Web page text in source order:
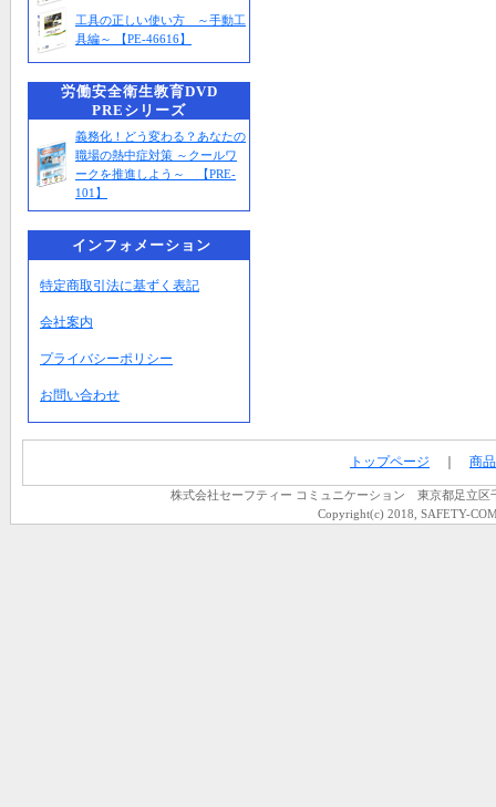
工具の正しい使い方 ～手動工
具編～ 【PE-46616】
労働安全衛生教育DVD
PREシリーズ
義務化！どう変わる？あなたの
職場の熱中症対策 ～クールワ
ークを推進しよう～ 【PRE-
101】
インフォメーション
特定商取引法に基ずく表記
会社案内
プライバシーポリシー
お問い合わせ
トップページ 商
株式会社セーフティー コミュニケーション 東京都足立
Copyright(c) 2018, SAFETY-